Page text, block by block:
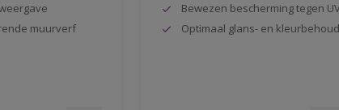
muurverf
Bewezen bescherming tegen
Optimaal glans- en kleurbehoud